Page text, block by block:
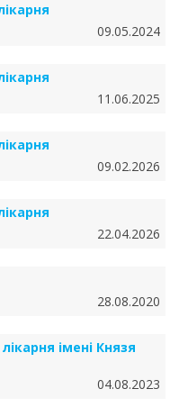
09.05.2024
11.06.2025
09.02.2026
22.04.2026
28.08.2020
імені Князя
04.08.2023